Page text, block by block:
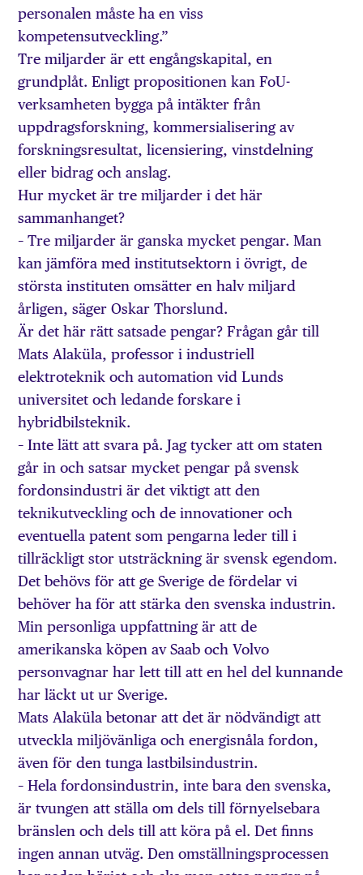
personalen måste ha en viss
kompetensutveckling.”
Tre miljarder är ett engångskapital, en
grundplåt. Enligt propositionen kan FoU-
verksamheten bygga på intäkter från
uppdragsforskning, kommersialisering av
forskningsresultat, licensiering, vinstdelning
eller bidrag och anslag.
Hur mycket är tre miljarder i det här
sammanhanget?
– Tre miljarder är ganska mycket pengar. Man
kan jämföra med institutsektorn i övrigt, de
största instituten omsätter en halv miljard
årligen, säger Oskar Thorslund.
Är det här rätt satsade pengar? Frågan går till
Mats Alaküla, professor i industriell
elektroteknik och automation vid Lunds
universitet och ledande forskare i
hybridbilsteknik.
– Inte lätt att svara på. Jag tycker att om staten
går in och satsar mycket pengar på svensk
fordonsindustri är det viktigt att den
teknikutveckling och de innovationer och
eventuella patent som pengarna leder till i
tillräckligt stor utsträckning är svensk egendom.
Det behövs för att ge Sverige de fördelar vi
behöver ha för att stärka den svenska industrin.
Min personliga uppfattning är att de
amerikanska köpen av Saab och Volvo
personvagnar har lett till att en hel del kunnande
har läckt ut ur Sverige.
Mats Alaküla betonar att det är nödvändigt att
utveckla miljövänliga och energisnåla fordon,
även för den tunga lastbilsindustrin.
– Hela fordonsindustrin, inte bara den svenska,
är tvungen att ställa om dels till förnyelsebara
bränslen och dels till att köra på el. Det finns
ingen annan utväg. Den omställningsprocessen